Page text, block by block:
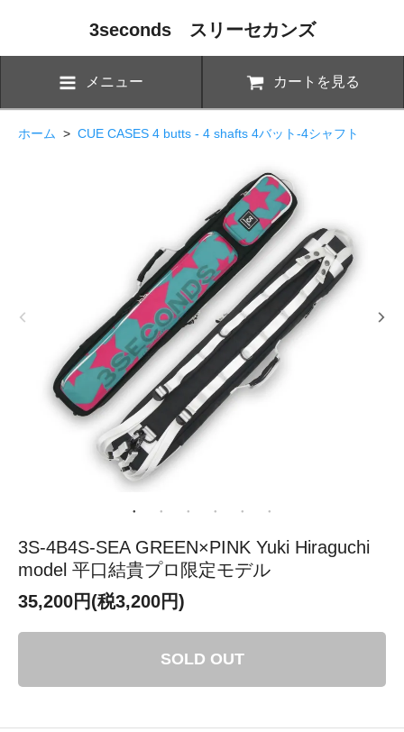
3seconds スリーセカンズ
メニュー カートを見る
ホーム > CUE CASES 4 butts - 4 shafts 4バット-4シャフト
3S-4B4S-SEA GREEN×PINK Yuki Hiraguchi
model 平口結貴プロ限定モデル
35,200円(税3,200円)
SOLD OUT